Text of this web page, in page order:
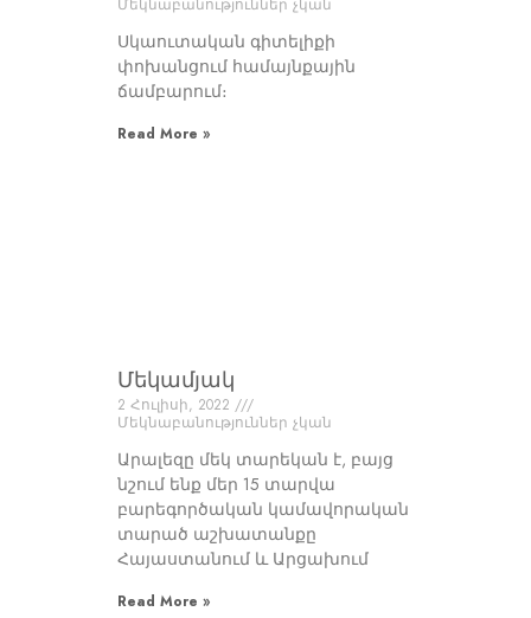
Մեկնաբանություններ չկան
Սկաուտական գիտելիքի
փոխանցում համայնքային
ճամբարում։
Read More »
Մեկամյակ
2 Հուլիսի, 2022
Մեկնաբանություններ չկան
Արալեզը մեկ տարեկան է, բայց
նշում ենք մեր 15 տարվա
բարեգործական կամավորական
տարած աշխատանքը
Հայաստանում և Արցախում
Read More »